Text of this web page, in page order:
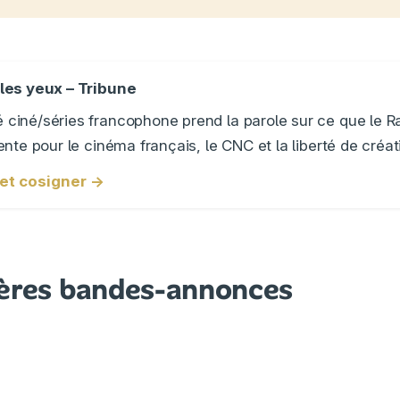
yeux – Tribune
ciné/séries francophone prend la parole sur ce que le
pour le cinéma français, le CNC et la liberté de
cosigner →
bandes-annonces